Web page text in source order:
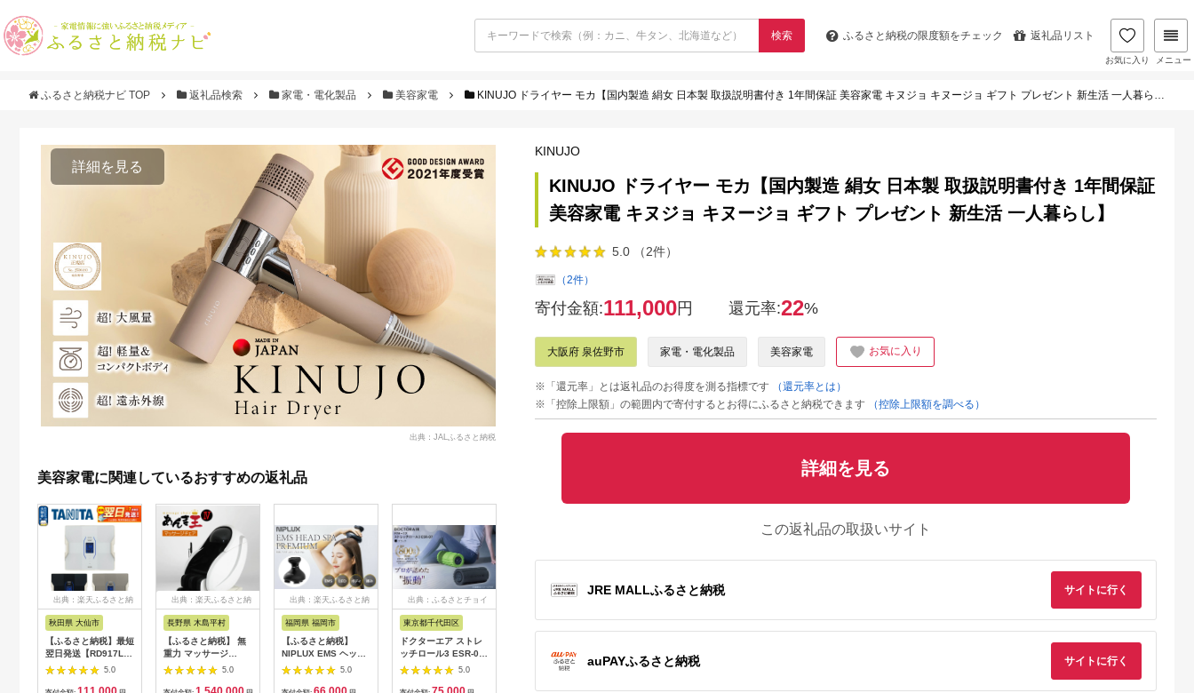
検索 ふるさと納税の限度額をチェック 返礼品リスト
お気に入り メニュー
ふるさと納税ナビ TOP 返礼品検索 家電・電化製品 美容家電 KINUJO ドライヤー モカ【国内製造 絹女 日本製 取扱説明書付き 1年間保証 美容家電 キヌジョ キヌージョ ギフト プレゼント 新生活 一人暮らし】
詳細を見る
出典：JALふるさと納税
美容家電に関連しているおすすめの返礼品
出典：楽天ふるさと納
秋田県 大仙市
【ふるさと納税】最短
翌日発送【RD917L】
タニタ 体組成計 イン
5.0
出典：楽天ふるさと納
長野県 木島平村
【ふるさと納税】 無
重力 マッサージ
R1500-01 あんま王4
5.0
出典：楽天ふるさと納
福岡県 福岡市
【ふるさと納税】
NIPLUX EMS ヘッ
ド・フェイシャルケア
5.0
出典：ふるさとチョイ
東京都千代田区
ドクターエア ストレ
ッチロール3 ESR-07
ブラック(プレゼント/
5.0
出典：ふるさとチョイ
秋田県 大仙市
【RD931LBK】タニ
タ 体組成計インナー
大阪府 八尾市
SHARP プラズマクラ
スターヘアブラシ IB-
5.0
大阪府 東大阪市
福岡県 福岡市
茨城県 五霞町
【キユーピー】ヒアロ
モイスチャー240 3
袋 ／ サプリメント ヒ
アルロン酸 サプリ 肌
宮城県 角田市
MiCOLA （ミコラ）
イオンドライヤー
HDR-M201-Hダーク
レー
KINUJO
KINUJO ドライヤー モカ【国内製造 絹女 日本製 取扱説明書付き 1年間保証
美容家電 キヌジョ キヌージョ ギフト プレゼント 新生活 一人暮らし】
5.0 （2件）
（2件）
寄付金額:111,000円 還元率:22%
大阪府 泉佐野市 家電・電化製品 美容家電 お気に入り
※「還元率」とは返礼品のお得度を測る指標です
（還元率とは）
※「控除上限額」の範囲内で寄付するとお得にふるさと納税できます
（控除上限額を調べる）
詳細を見る
この返礼品の取扱いサイト
JRE MALLふるさと納税 サイトに行く
auPAYふるさと納税 サイトに行く